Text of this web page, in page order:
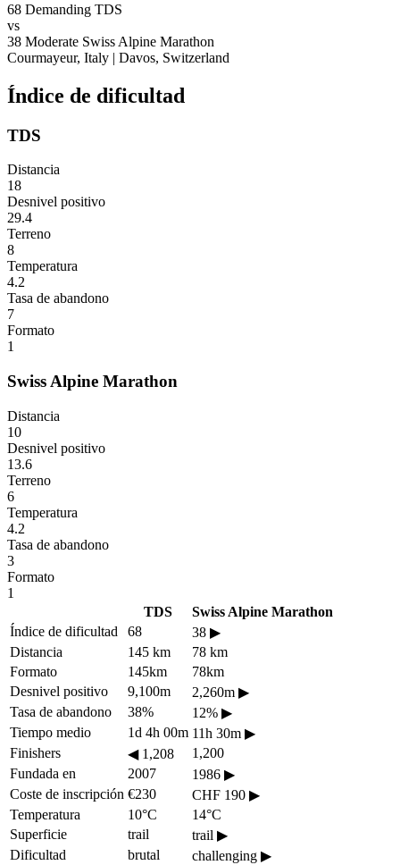
68 Demanding TDS
vs
38 Moderate Swiss Alpine Marathon
Courmayeur, Italy | Davos, Switzerland
Índice de dificultad
TDS
Distancia
18
Desnivel positivo
29.4
Terreno
8
Temperatura
4.2
Tasa de abandono
7
Formato
1
Swiss Alpine Marathon
Distancia
10
Desnivel positivo
13.6
Terreno
6
Temperatura
4.2
Tasa de abandono
3
Formato
1
TDS
Swiss Alpine Marathon
Índice de dificultad
68 38 ▶
Distancia
145 km
78 km
Formato
145km
78km
Desnivel positivo
9,100m 2,260m ▶
Tasa de abandono
38% 12% ▶
Tiempo medio
1d 4h 00m 11h 30m ▶
Finishers
◀1,208
1,200
Fundada en
2007 1986 ▶
Coste de inscripción €230 CHF 190 ▶
Temperatura
10°C
14°C
Superficie
trail trail ▶
Dificultad
brutal challenging ▶